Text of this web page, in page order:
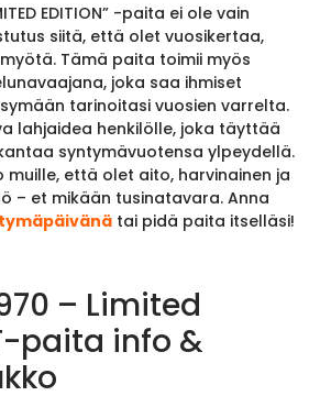
EDITION” -paita ei ole vain
siitä, että olet vuosikertaa,
Tämä paita toimii myös
joka saa ihmiset
tarinoitasi vuosien varrelta.
lahjaidea henkilölle, joka täyttää
syntymävuotensa ylpeydellä.
että olet aito, harvinainen ja
– et mikään tusinatavara. Anna
tai pidä paita itselläsi!
– Limited
paita info &